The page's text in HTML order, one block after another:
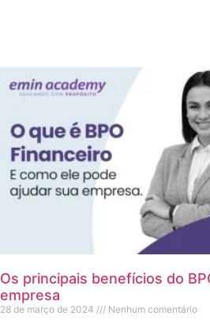
Os principais benefícios do
empresa
28 de março de 2024 Nenhum comentário